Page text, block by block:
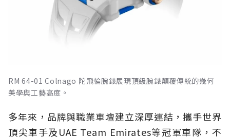
RM 64-01 Colnago 陀飛輪腕錶展現頂級腕錶顛覆傳統的幾何
美學與工藝高度。
多年來，品牌與職業車壇建立深厚連結，攜手世界
頂尖車手及UAE Team Emirates等冠軍車隊，不